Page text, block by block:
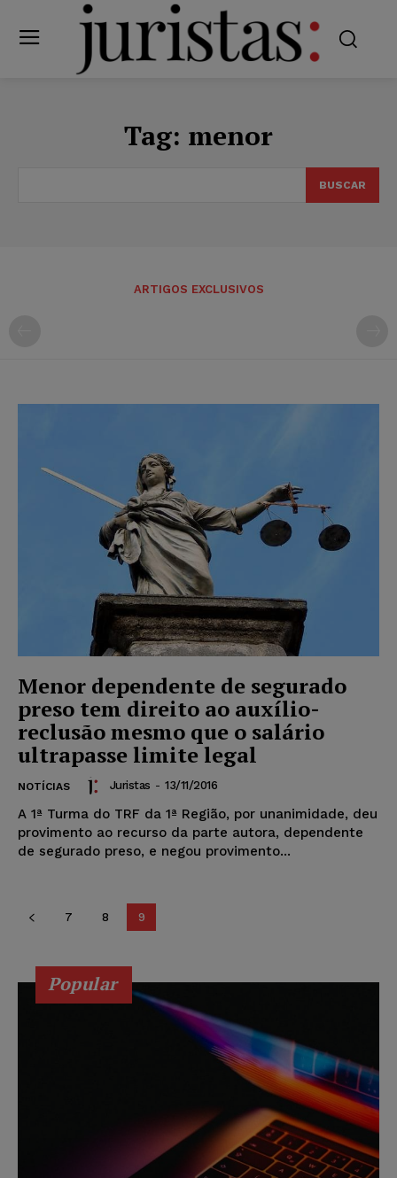
Tag: menor
BUSCAR
ARTIGOS EXCLUSIVOS
Menor dependente de segurado
preso tem direito ao auxílio-
reclusão mesmo que o salário
ultrapasse limite legal
NOTÍCIAS Juristas - 13/11/2016
A 1ª Turma do TRF da 1ª Região, por unanimidade, deu
provimento ao recurso da parte autora, dependente
de segurado preso, e negou provimento...
7 8 9
Popular